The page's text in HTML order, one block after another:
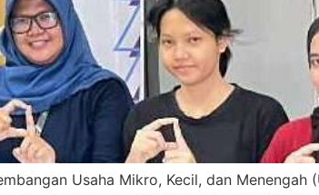
Usaha Mikro, Kecil, dan Menengah